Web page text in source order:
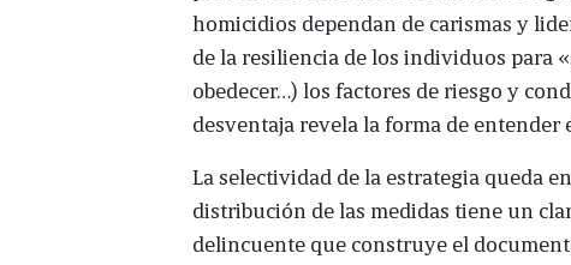
homicidios dependan de carismas y
de la resiliencia de los individuos para
obedecer…) los factores de riesgo y
desventaja revela la forma de entender
La selectividad de la estrategia queda
distribución de las medidas tiene un
delincuente que construye el